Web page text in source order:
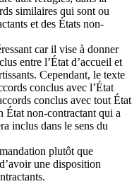
similaires qui sont ou
et des États non-
car il vise à donner
entre l’État d’accueil et
Cependant, le texte
conclus avec l’État
conclus avec tout État
État non-contractant qui a
inclus dans le sens du
plutôt que
une disposition